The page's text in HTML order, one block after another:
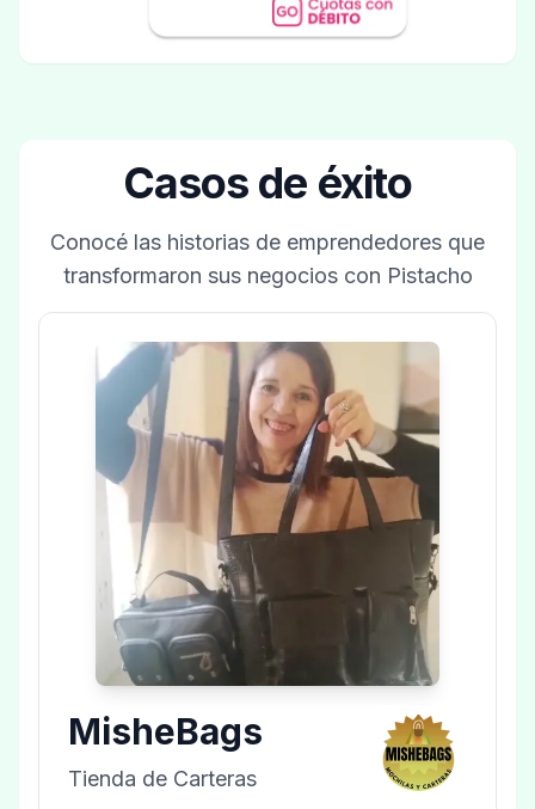
Casos de éxito
Conocé las historias de emprendedores que
transformaron sus negocios con Pistacho
MisheBags
Tienda de Carteras